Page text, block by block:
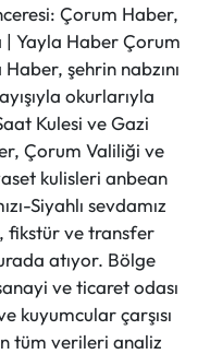
Çorum Haber,
Yayla Haber Çorum
Haber, şehrin nabzını
okurlarıyla
Kulesi ve Gazi
Çorum Valiliği ve
kulisleri anbean
Siyahlı sevdamız
fikstür ve transfer
atıyor. Bölge
ve ticaret odası
kuyumcular çarşısı
tüm verileri analiz